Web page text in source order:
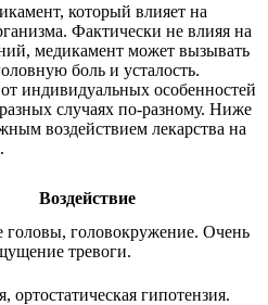
который влияет на
Фактически не влияя на
медикамент может вызывать
боль и усталость.
индивидуальных особенностей
случаях по-разному. Ниже
воздействием лекарства на
Воздействие
головы, головокружение. Очень
тревоги.
ортостатическая гипотензия.